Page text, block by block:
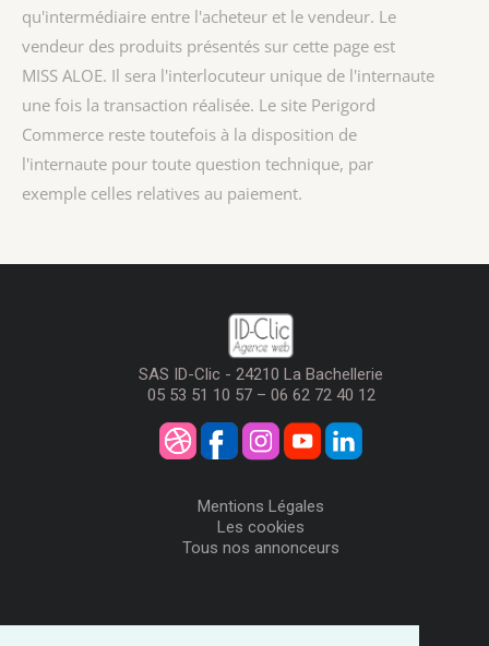
qu'intermédiaire entre l'acheteur et le vendeur. Le
vendeur des produits présentés sur cette page est
MISS ALOE. Il sera l'interlocuteur unique de l'internaute
une fois la transaction réalisée. Le site Perigord
Commerce reste toutefois à la disposition de
l'internaute pour toute question technique, par
exemple celles relatives au paiement.
SAS ID-Clic - 24210 La Bachellerie
05 53 51 10 57 – 06 62 72 40 12
Mentions Légales
Les cookies
Tous nos annonceurs